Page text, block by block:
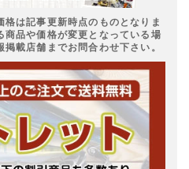
は記事更新時点のものとなりま
商品や価格が変更となっている場
載店舗までお問合わせ下さい。